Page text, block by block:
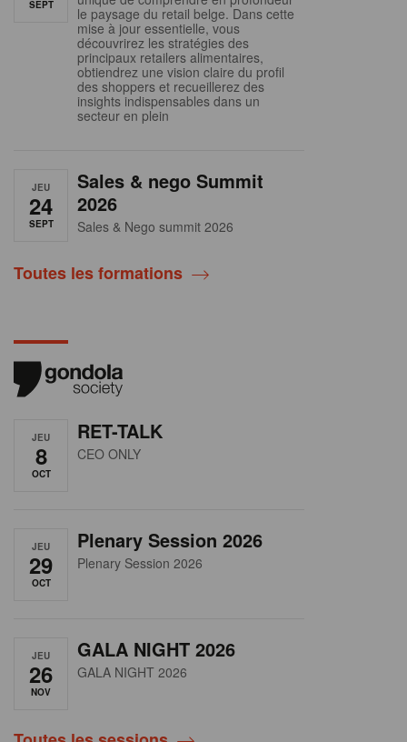
SEPT
le paysage du retail belge. Dans cette
mise à jour essentielle, vous
découvrirez les stratégies des
principaux retailers alimentaires,
obtiendrez une vision claire du profil
des shoppers et recueillerez des
insights indispensables dans un
secteur en plein
JEU
24
SEPT
Sales & nego Summit
2026
Sales & Nego summit 2026
Toutes les formations
JEU
8
OCT
RET-TALK
CEO ONLY
JEU
29
OCT
Plenary Session 2026
Plenary Session 2026
JEU
26
NOV
GALA NIGHT 2026
GALA NIGHT 2026